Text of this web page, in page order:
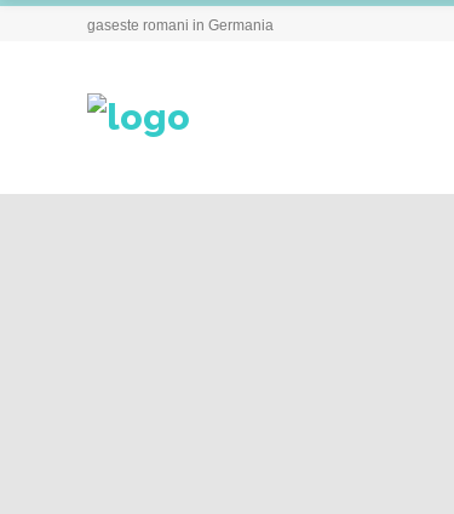
gaseste romani in Germania